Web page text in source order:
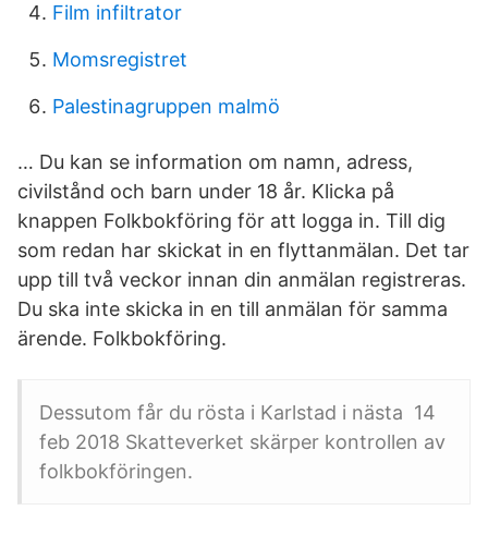
Film infiltrator
Momsregistret
Palestinagruppen malmö
… Du kan se information om namn, adress,
civilstånd och barn under 18 år. Klicka på
knappen Folkbokföring för att logga in. Till dig
som redan har skickat in en flyttanmälan. Det tar
upp till två veckor innan din anmälan registreras.
Du ska inte skicka in en till anmälan för samma
ärende. Folkbokföring.
Dessutom får du rösta i Karlstad i nästa 14
feb 2018 Skatteverket skärper kontrollen av
folkbokföringen.